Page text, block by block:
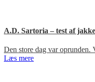
A.D. Sartoria – test af
Den store dag var
Læs mere